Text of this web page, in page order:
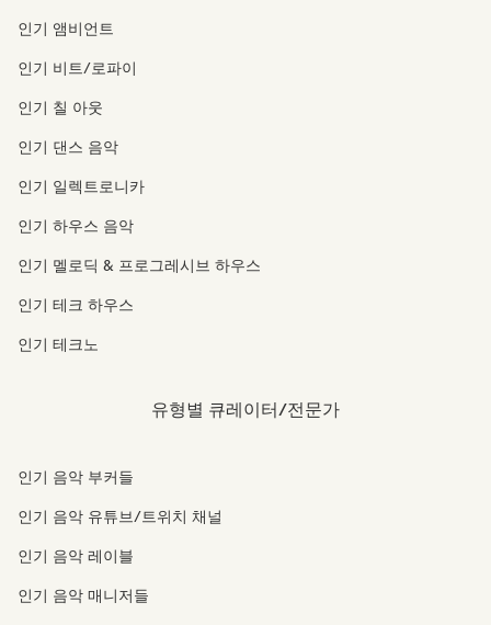
인기 앰비언트
인기 비트/로파이
인기 칠 아웃
인기 댄스 음악
인기 일렉트로니카
인기 하우스 음악
인기 멜로딕 & 프로그레시브 하우스
인기 테크 하우스
인기 테크노
유형별 큐레이터/전문가
인기 음악 부커들
인기 음악 유튜브/트위치 채널
인기 음악 레이블
인기 음악 매니저들